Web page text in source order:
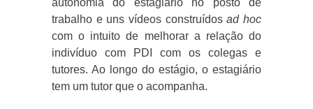
autonomia do estagiário no posto de
trabalho e uns vídeos construídosad hoc
com o intuito de melhorar a relação do
indivíduo com PDI com os colegas e
tutores. Ao longo do estágio, o estagiário
tem um tutor que o acompanha.